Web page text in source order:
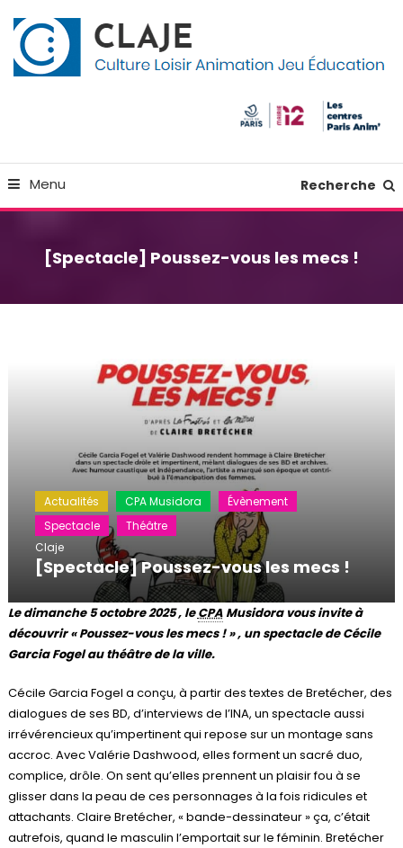
To
Content
Menu Recherche
[Spectacle] Poussez-vous les mecs !
Actualités CPA Musidora
Évènement
Spectacle
Théâtre
Claje
[Spectacle] Poussez-vous les mecs !
Le dimanche 5 octobre 2025 , leCPAMusidora vous invite à
découvrir « Poussez-vous les mecs ! » , un spectacle de Cécile
Garcia Fogel au théâtre de la ville.
Cécile Garcia Fogel a conçu, à partir des textes de Bretécher, des
dialogues de ses BD, d’interviews de l’INA, un spectacle aussi
irrévérencieux qu’impertinent qui repose sur un montage sans
accroc. Avec Valérie Dashwood, elles forment un sacré duo,
complice, drôle. On sent qu’elles prennent un plaisir fou à se
glisser dans la peau de ces personnages à la fois ridicules et
attachants. Claire Bretécher, « bande-dessinateur » ça, c’était
autrefois, quand le masculin l’emportait sur le féminin. Bretécher